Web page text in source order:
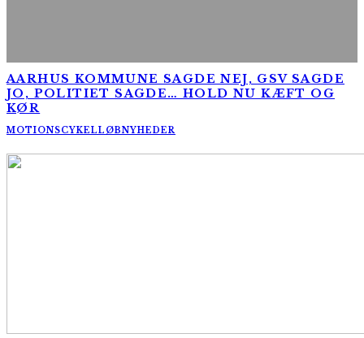
AARHUS KOMMUNE SAGDE NEJ, GSV SAGDE
JO, POLITIET SAGDE… HOLD NU KÆFT OG
KØR
MOTIONSCYKELLØBNYHEDER